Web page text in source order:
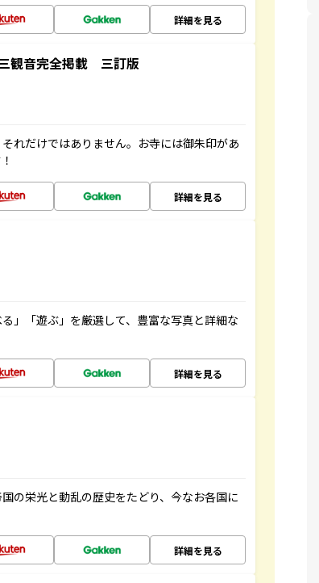
詳細を見る
観音完全掲載 三訂版
れだけではありません。お寺には御朱印があ
詳細を見る
」「遊ぶ」を厳選して、豊富な写真と詳細な
詳細を見る
の栄光と動乱の歴史をたどり、今なお各国に
詳細を見る